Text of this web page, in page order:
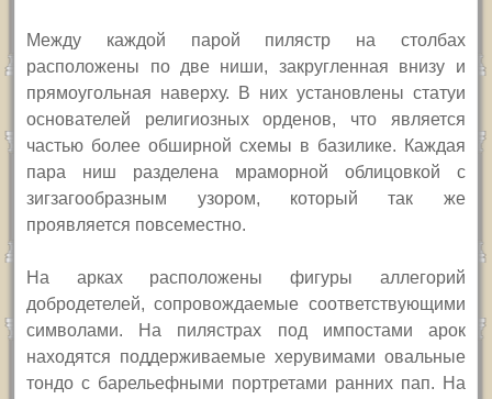
Между каждой парой пилястр на столбах
расположены по две ниши, закругленная внизу и
прямоугольная наверху. В них установлены статуи
основателей религиозных орденов, что является
частью более обширной схемы в базилике. Каждая
пара ниш разделена мраморной облицовкой с
зигзагообразным узором, который так же
проявляется повсеместно.
На арках расположены фигуры аллегорий
добродетелей, сопровождаемые соответствующими
символами. На пилястрах под импостами арок
находятся поддерживаемые херувимами овальные
тондо с барельефными портретами ранних пап. На